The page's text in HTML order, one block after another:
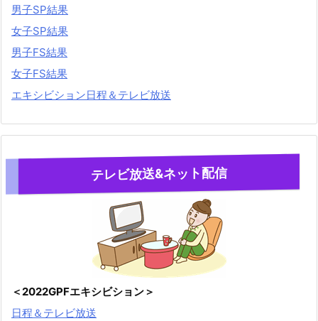
男子SP結果
女子SP結果
男子FS結果
女子FS結果
エキシビション日程＆テレビ放送
テレビ放送&ネット配信
＜2022GPFエキシビション＞
日程＆テレビ放送